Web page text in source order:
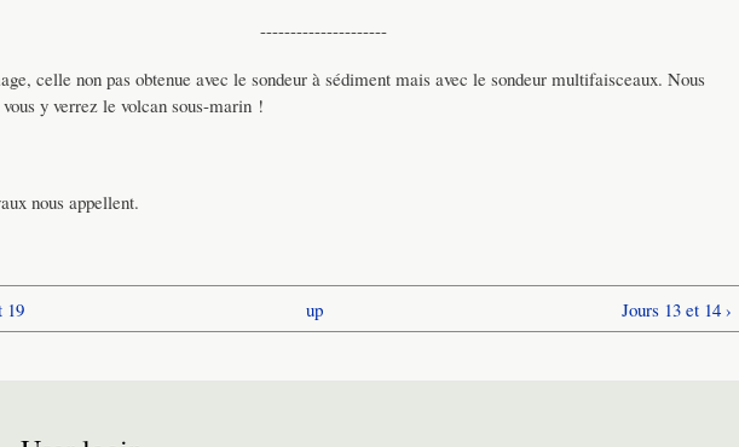
---------------------
celle non pas obtenue avec le sondeur à sédiment mais avec le sondeur multifaisceaux. Nous
vous y verrez le volcan sous-marin !
nous appellent.
19 up Jours 13 et 14 ›